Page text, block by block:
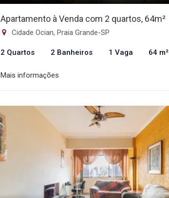
Apartamento à Venda com 2 quartos, 64m²
Cidade Ocian, Praia Grande-SP
2 Quartos 2 Banheiros 1 Vaga 64 m²
Mais informações